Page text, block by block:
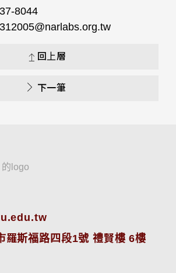
8044
回上層
下一筆
羅斯福路四段1號 禮賢樓 6樓